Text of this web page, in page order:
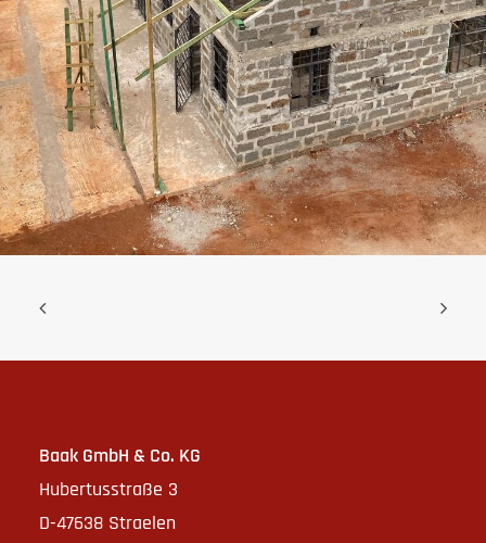
Baak GmbH & Co. KG
Hubertusstraße 3
D-47638 Straelen